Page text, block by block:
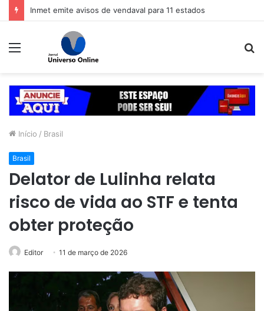
Inmet emite avisos de vendaval para 11 estados
Menu
Início / Brasil
Brasil
Delator de Lulinha relata
risco de vida ao STF e tenta
obter proteção
Editor 11 de março de 2026